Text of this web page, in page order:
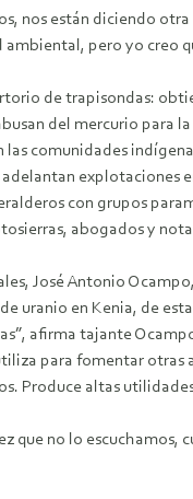
nos están diciendo
pero yo creo
de trapisondas:
del mercurio
comunidades
explotaciones
con grupos
abogados y
José Antonio
uranio en Kenia, de
afirma tajante
para fomentar
Produce altas
que no lo